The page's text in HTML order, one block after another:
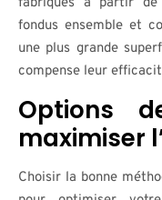
fondus ensemble et
une plus grande
compense leur
Options
maximiser
Choisir la bonne